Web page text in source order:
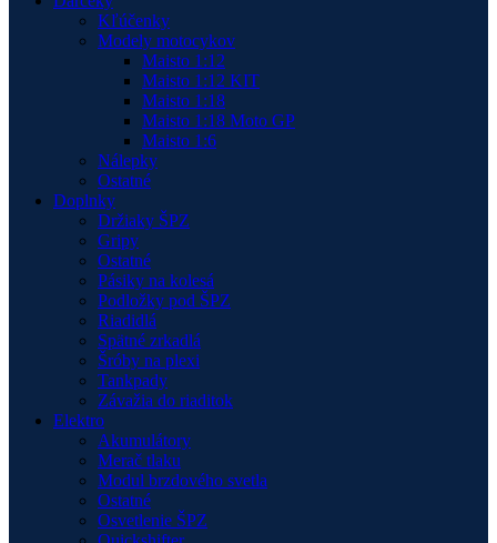
Kľúčenky
Modely motocykov
Maisto 1:12
Maisto 1:12 KIT
Maisto 1:18
Maisto 1:18 Moto GP
Maisto 1:6
Nálepky
Ostatné
Doplnky
Držiaky ŠPZ
Gripy
Ostatné
Pásiky na kolesá
Podložky pod ŠPZ
Riadidlá
Spätné zrkadlá
Šróby na plexi
Tankpady
Závažia do riaditok
Elektro
Akumulátory
Merač tlaku
Modul brzdového svetla
Ostatné
Osvetlenie ŠPZ